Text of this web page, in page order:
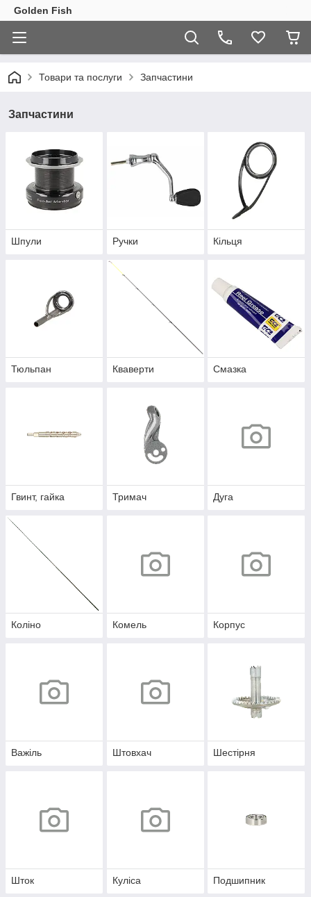
Golden Fish
Товари та послуги Запчастини
Запчастини
Шпули Ручки Кільця
Тюльпан Кваверти Смазка
Гвинт, гайка Тримач Дуга
Коліно Комель Корпус
Важіль Штовхач Шестірня
Шток Куліса Подшипник